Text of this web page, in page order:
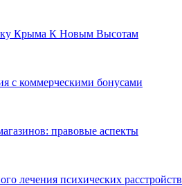
Крыма К Новым Высотам
с коммерческими бонусами
правовые аспекты
лечения психических расстройств